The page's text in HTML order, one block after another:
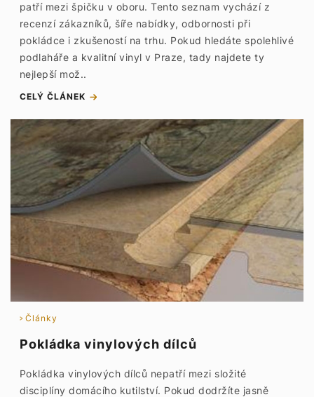
patří mezi špičku v oboru. Tento seznam vychází z
recenzí zákazníků, šíře nabídky, odbornosti při
pokládce i zkušeností na trhu. Pokud hledáte spolehlivé
podlaháře a kvalitní vinyl v Praze, tady najdete ty
nejlepší mož..
CELÝ ČLÁNEK
Články
Pokládka vinylových dílců
Pokládka vinylových dílců nepatří mezi složité
disciplíny domácího kutilství. Pokud dodržíte jasně